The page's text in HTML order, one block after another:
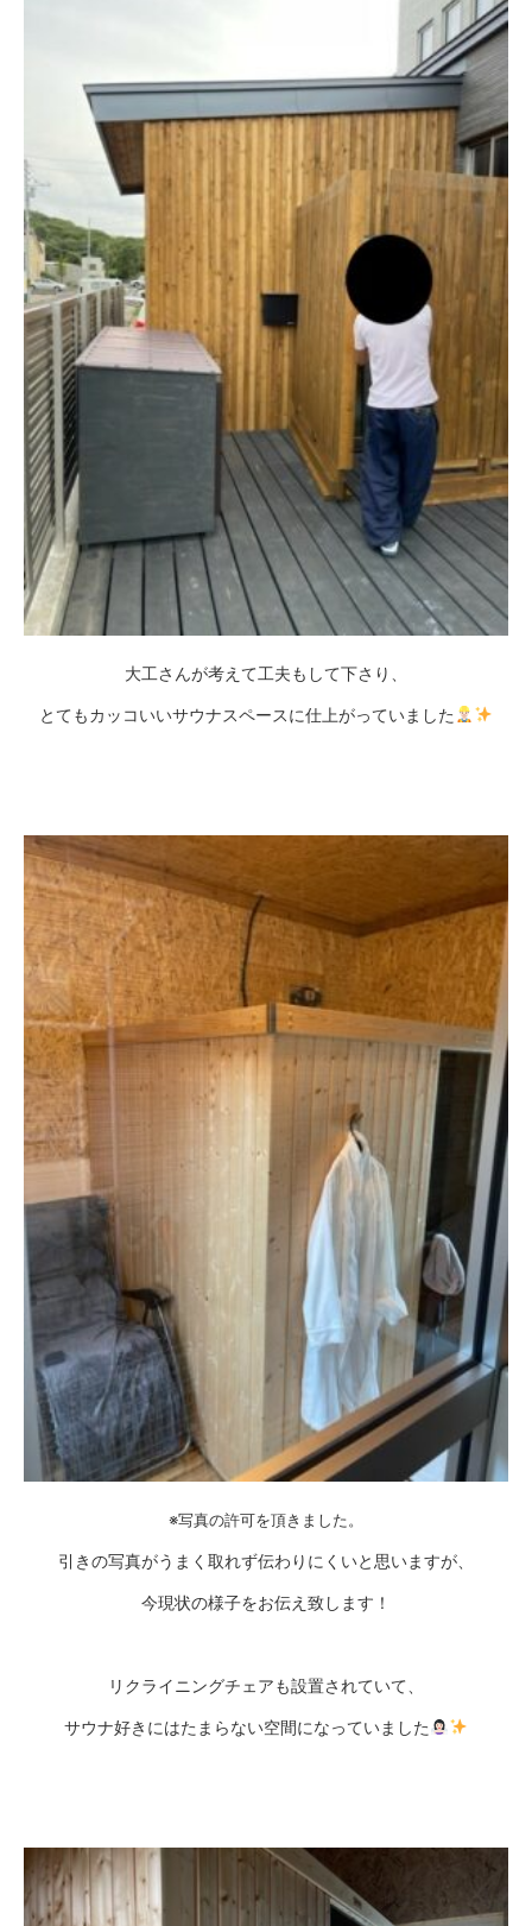
大工さんが考えて工夫もして下さり、
とてもカッコいいサウナスペースに仕上がっていました
※写真の許可を頂きました。
引きの写真がうまく取れず伝わりにくいと思いますが、
今現状の様子をお伝え致します！
リクライニングチェアも設置されていて、
サウナ好きにはたまらない空間になっていました